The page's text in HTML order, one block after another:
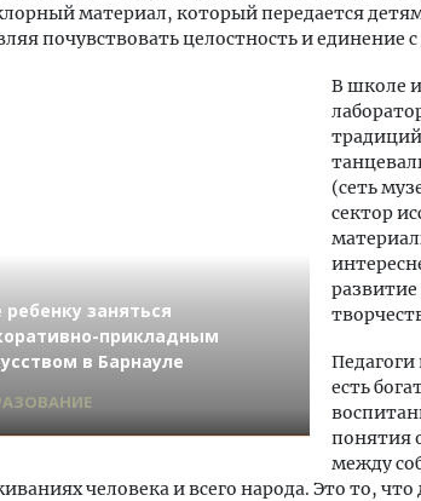
материал, который передается
почувствовать целостность и единение
ребенку заняться
прикладным
в Барнауле
В школе
(сеть
сектор
Педагоги
есть
понятия
между
человека и всего народа. Это то,